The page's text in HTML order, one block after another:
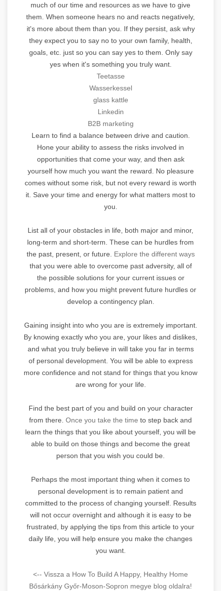
much of our time and resources as we have to give
them. When someone hears no and reacts negatively,
it's more about them than you. If they persist, ask why
they expect you to say no to your own family, health,
goals, etc. just so you can say yes to them. Only say
yes when it's something you truly want.
Teetasse
Wasserkessel
glass kattle
Linkedin
B2B marketing
Learn to find a balance between drive and caution.
Hone your ability to assess the risks involved in
opportunities that come your way, and then ask
yourself how much you want the reward. No pleasure
comes without some risk, but not every reward is worth
it. Save your time and energy for what matters most to
you.
List all of your obstacles in life, both major and minor,
long-term and short-term. These can be hurdles from
the past, present, or future.
Explore the different ways
that you were able to overcome past adversity, all of
the possible solutions for your current issues or
problems, and how you might prevent future hurdles or
develop a contingency plan.
Gaining insight into who you are is extremely important.
By knowing exactly who you are, your likes and dislikes,
and what you truly believe in will take you far in terms
of personal development. You will be able to express
more confidence and not stand for things that you know
are wrong for your life.
Find the best part of you and build on your character
from there. Once you take the time to step back and
learn the things that you like about yourself, you will be
able to build on those things and become the great
person that you wish you could be.
Perhaps the most important thing when it comes to
personal development is to remain patient and
committed to the process of changing yourself. Results
will not occur overnight and although it is easy to be
frustrated, by applying the tips from this article to your
daily life, you will help ensure you make the changes
you want.
<-- Vissza a How To Build A Happy, Healthy Home
Bősárkány Győr-Moson-Sopron megye blog oldalra!